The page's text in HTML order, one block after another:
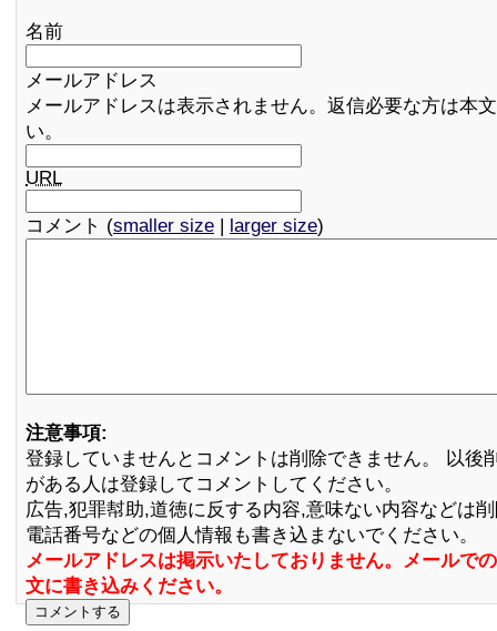
名前
メールアドレス
メールアドレスは表示されません。返信必要な方は本
い。
URL
コメント (smaller size | larger size)
注意事項:
登録していませんとコメントは削除できません。 以後
がある人は登録してコメントしてください。
広告,犯罪幇助,道徳に反する内容,意味ない内容などは
電話番号などの個人情報も書き込まないでください。
メールアドレスは掲示いたしておりません。メールで
文に書き込みください。